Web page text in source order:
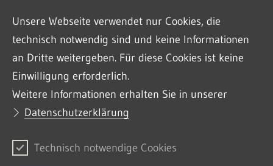
Unsere Webseite verwendet nur Cookies, die
technisch notwendig sind und keine Informationen
an Dritte weitergeben. Für diese Cookies ist keine
Einwilligung erforderlich.
Weitere Informationen erhalten Sie in unserer
Datenschutzerklärung
Technisch notwendige Cookies